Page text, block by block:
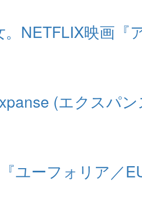
NETFLIX映画『
(エクスパ
ユーフォリア／